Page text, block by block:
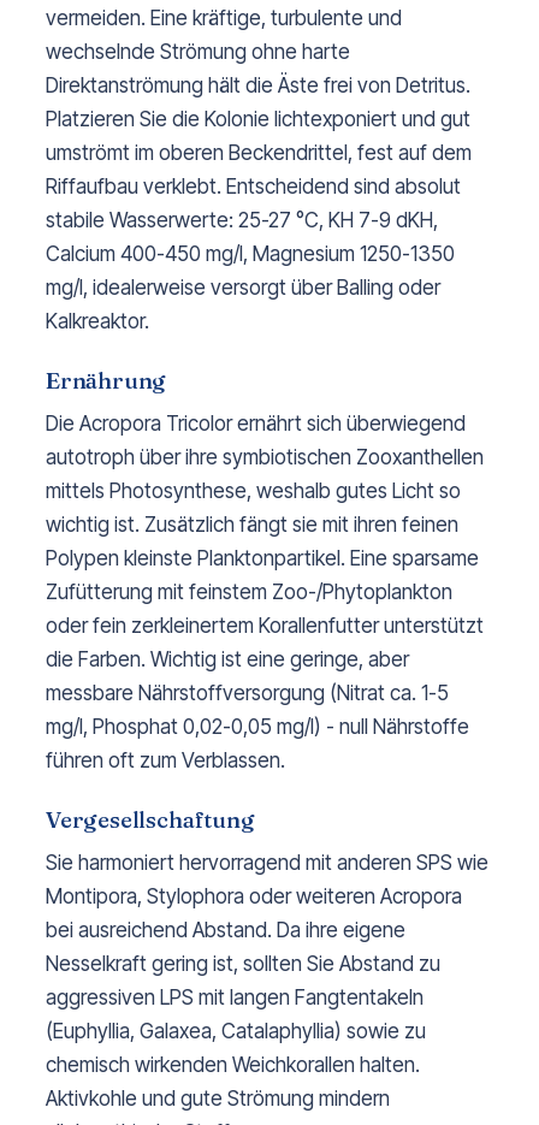
vermeiden. Eine kräftige, turbulente und
wechselnde Strömung ohne harte
Direktanströmung hält die Äste frei von Detritus.
Platzieren Sie die Kolonie lichtexponiert und gut
umströmt im oberen Beckendrittel, fest auf dem
Riffaufbau verklebt. Entscheidend sind absolut
stabile Wasserwerte: 25-27 °C, KH 7-9 dKH,
Calcium 400-450 mg/l, Magnesium 1250-1350
mg/l, idealerweise versorgt über Balling oder
Kalkreaktor.
Ernährung
Die Acropora Tricolor ernährt sich überwiegend
autotroph über ihre symbiotischen Zooxanthellen
mittels Photosynthese, weshalb gutes Licht so
wichtig ist. Zusätzlich fängt sie mit ihren feinen
Polypen kleinste Planktonpartikel. Eine sparsame
Zufütterung mit feinstem Zoo-/Phytoplankton
oder fein zerkleinertem Korallenfutter unterstützt
die Farben. Wichtig ist eine geringe, aber
messbare Nährstoffversorgung (Nitrat ca. 1-5
mg/l, Phosphat 0,02-0,05 mg/l) - null Nährstoffe
führen oft zum Verblassen.
Vergesellschaftung
Sie harmoniert hervorragend mit anderen SPS wie
Montipora, Stylophora oder weiteren Acropora
bei ausreichend Abstand. Da ihre eigene
Nesselkraft gering ist, sollten Sie Abstand zu
aggressiven LPS mit langen Fangtentakeln
(Euphyllia, Galaxea, Catalaphyllia) sowie zu
chemisch wirkenden Weichkorallen halten.
Aktivkohle und gute Strömung mindern